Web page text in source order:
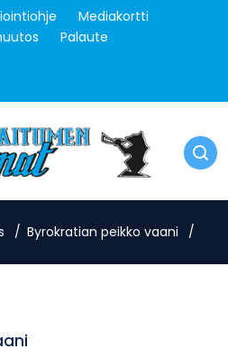
Mediakortti
Palaute
/ Byrokratian peikko vaani /